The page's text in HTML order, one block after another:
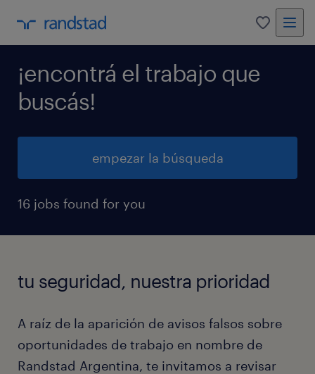
0
¡encontrá el trabajo que
buscás!
empezar la búsqueda
16 jobs found for you
tu seguridad, nuestra prioridad
A raíz de la aparición de avisos falsos sobre
oportunidades de trabajo en nombre de
Randstad Argentina, te invitamos a revisar